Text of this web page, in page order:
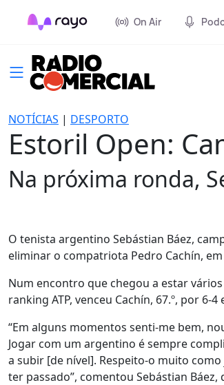
On Air
NOTÍCIAS | DESPORTO
Estoril Open:
Na próxima ronda,
O tenista argentino Sebástian Báez,
eliminar o compatriota Pedro Cachín,
Num encontro que chegou a estar
ranking ATP, venceu Cachín, 67.º, por 6-
“Em alguns momentos senti-me bem,
Jogar com um argentino é sempre
a subir [de nível]. Respeito-o muito
ter passado”, comentou Sebástian